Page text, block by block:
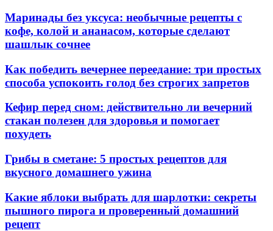
Маринады без уксуса: необычные рецепты с
кофе, колой и ананасом, которые сделают
шашлык сочнее
Как победить вечернее переедание: три простых
способа успокоить голод без строгих запретов
Кефир перед сном: действительно ли вечерний
стакан полезен для здоровья и помогает
похудеть
Грибы в сметане: 5 простых рецептов для
вкусного домашнего ужина
Какие яблоки выбрать для шарлотки: секреты
пышного пирога и проверенный домашний
рецепт